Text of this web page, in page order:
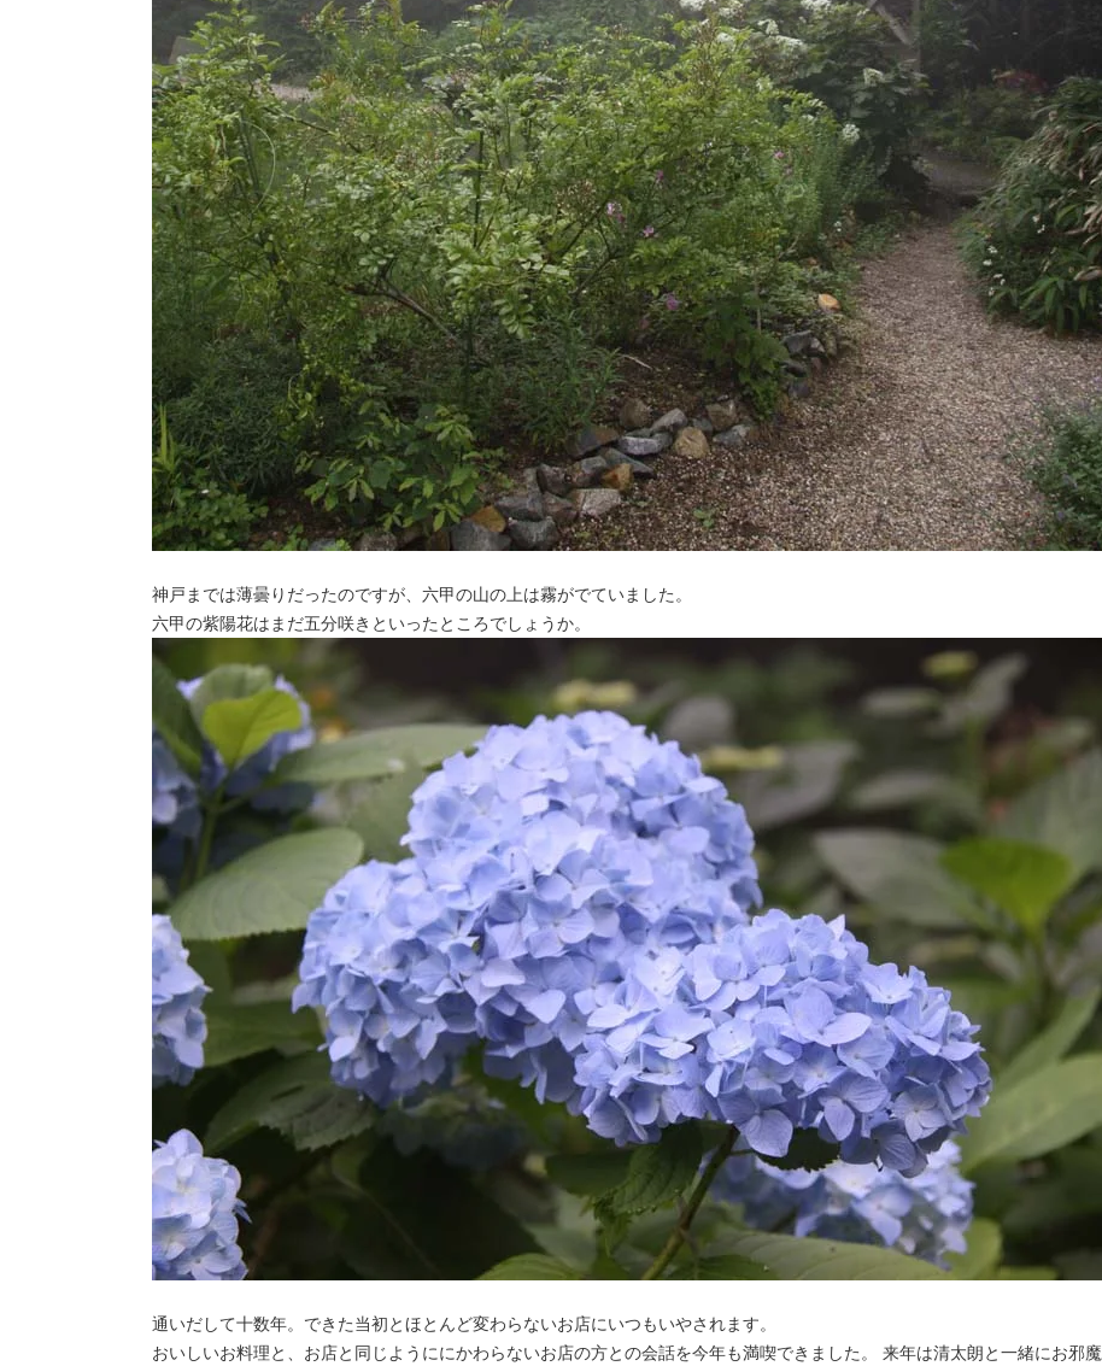
神戸までは薄曇りだったのですが、六甲の山の上は霧がでていました。
六甲の紫陽花はまだ五分咲きといったところでしょうか。
通いだして十数年。できた当初とほとんど変わらないお店にいつもいやされます。
おいしいお料理と、お店と同じようににかわらないお店の方との会話を今年も満喫できました。 来年は清太朗と一緒にお邪魔